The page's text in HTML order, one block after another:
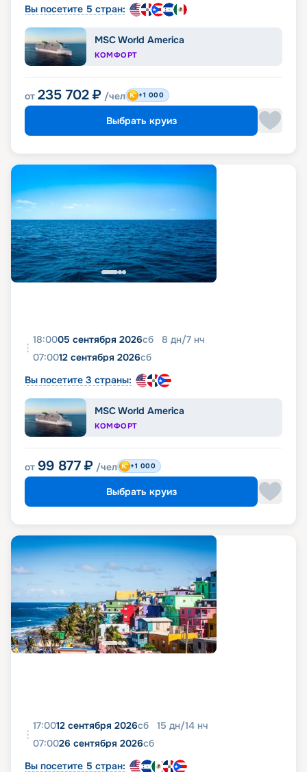
Вы посетите 5 стран:
MSC World America
КОМФОРТ
от 235 702 ₽ /чел +1 000
Выбрать круиз
18:0005 сентября 2026сб 8 дн/7 нч
07:0012 сентября 2026сб
Вы посетите 3 страны:
MSC World America
КОМФОРТ
от 99 877 ₽ /чел +1 000
Выбрать круиз
17:0012 сентября 2026сб 15 дн/14 нч
07:0026 сентября 2026сб
Вы посетите 5 стран: